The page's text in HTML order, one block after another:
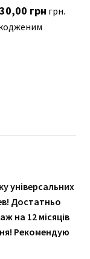
30,00 грн грн.
універсальних
Достатньо
на 12 місяців
Рекомендую